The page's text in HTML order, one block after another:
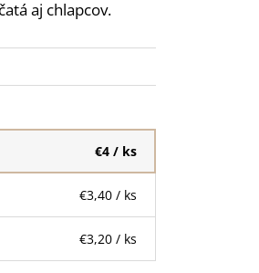
aj chlapcov.
€4 / ks
€3,40 / ks
€3,20 / ks